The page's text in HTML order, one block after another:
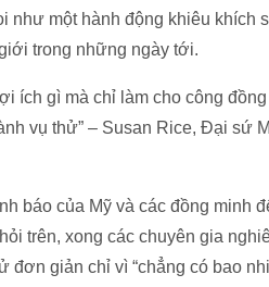
như một hành động khiêu khích
trong những ngày tới.
ích gì mà chỉ làm cho công
vụ thử” – Susan Rice, Đại sứ
báo của Mỹ và các đồng minh
trên, xong các chuyên gia
đơn giản chỉ vì “chẳng có bao